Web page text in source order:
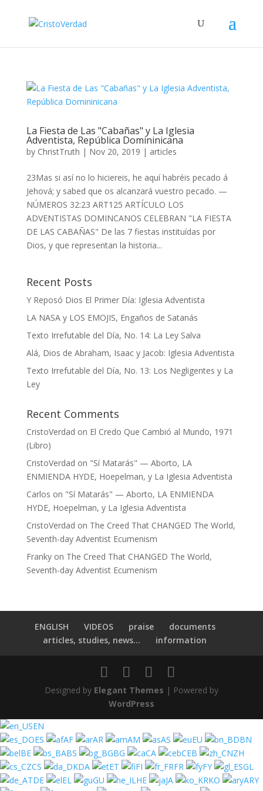
La Fiesta de Las "Cabañas" y La Iglesia
Adventista, República Domininicana
by ChristTruth | Nov 20, 2019 | articles
23Mas si así no lo hiciereis, he aquí habréis pecado á
Jehová; y sabed que os alcanzará vuestro pecado. —
NÚMEROS 32:23 ART125 ARTÍCULO LOS
ADVENTISTAS DOMINCANOS CELEBRAN "LA FIESTA
DE LAS CABAÑAS" De las 7 fiestas instituídas por
Dios, y que representan la historia...
Recent Posts
Y Reposó Dios El Primer Día: Iglesia Adventista
LA NASA y LOS EMOJIS, Engaños de Satanás
Texto Irrefutable del Día, No. 14: La Ley Salva
Alá, Dios de Abraham, Isaac y Jacob: Iglesia Adventista
Texto Irrefutable del Día, No. 13: Los Negligentes y La
Ley
Recent Comments
CristoVerdad on El Credo Que Cambió al Mundo, 1971
(Libro)
CristoVerdad on "Sí Matarás" — Aborto, LA
ENMIENDA HYDE, Hoepelman, y La Iglesia Adventista
Carlos on "Sí Matarás" — Aborto, LA ENMIENDA
HYDE, Hoepelman, y La Iglesia Adventista
CristoVerdad on The Creed That CHANGED The World,
Seventh-day Adventist Ecumenism
Frankyon The Creed That CHANGED The World,
Seventh-day Adventist Ecumenism
ENGLISH VIDEOS praise
documents
articles, studies, news...
information
Designed by Elegant Themes | Powered by
WordPress
EN
ES
AF AR AM AS EU
BN
BE
BS BG CA CEB
ZH
CS
DA ET FI FR FY
GL
DE
EL GU HE JA KO
ARY